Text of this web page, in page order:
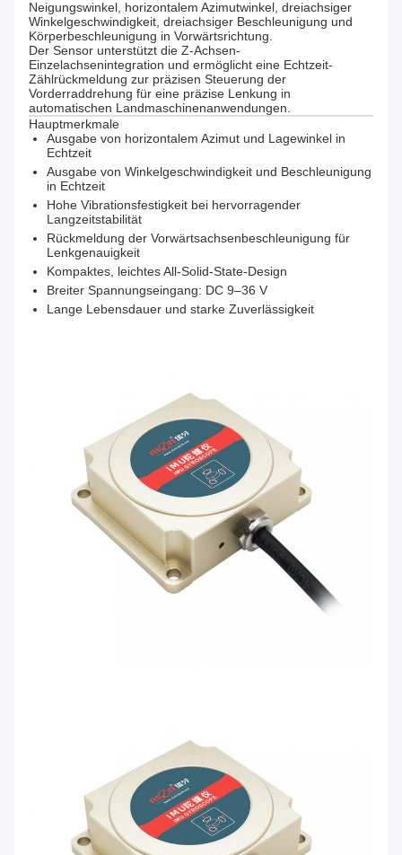
Neigungswinkel, horizontalem Azimutwinkel, dreiachsiger
Winkelgeschwindigkeit, dreiachsiger Beschleunigung und
Körperbeschleunigung in Vorwärtsrichtung.
Der Sensor unterstützt die Z-Achsen-
Einzelachsenintegration und ermöglicht eine Echtzeit-
Zählrückmeldung zur präzisen Steuerung der
Vorderraddrehung für eine präzise Lenkung in
automatischen Landmaschinenanwendungen.
Hauptmerkmale
Ausgabe von horizontalem Azimut und Lagewinkel in
Echtzeit
Ausgabe von Winkelgeschwindigkeit und Beschleunigung
in Echtzeit
Hohe Vibrationsfestigkeit bei hervorragender
Langzeitstabilität
Rückmeldung der Vorwärtsachsenbeschleunigung für
Lenkgenauigkeit
Kompaktes, leichtes All-Solid-State-Design
Breiter Spannungseingang: DC 9–36 V
Lange Lebensdauer und starke Zuverlässigkeit